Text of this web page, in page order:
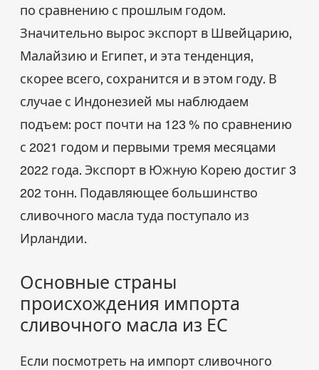
по сравнению с прошлым годом.
Значительно вырос экспорт в Швейцарию,
Малайзию и Египет, и эта тенденция,
скорее всего, сохранится и в этом году. В
случае с Индонезией мы наблюдаем
подъем: рост почти на 123 % по сравнению
с 2021 годом и первыми тремя месяцами
2022 года. Экспорт в Южную Корею достиг 3
202 тонн. Подавляющее большинство
сливочного масла туда поступало из
Ирландии.
Основные страны
происхождения импорта
сливочного масла из ЕС
Если посмотреть на импорт сливочного